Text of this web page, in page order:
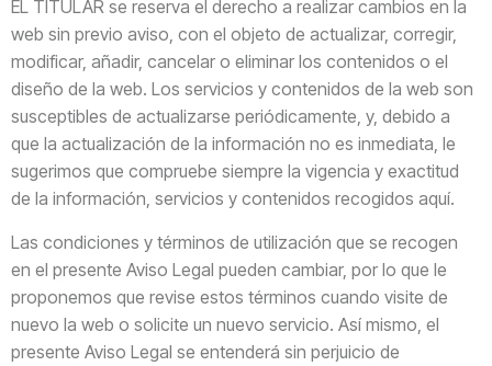
EL TITULAR se reserva el derecho a realizar cambios en la
web sin previo aviso, con el objeto de actualizar, corregir,
modificar, añadir, cancelar o eliminar los contenidos o el
diseño de la web. Los servicios y contenidos de la web son
susceptibles de actualizarse periódicamente, y, debido a
que la actualización de la información no es inmediata, le
sugerimos que compruebe siempre la vigencia y exactitud
de la información, servicios y contenidos recogidos aquí.
Las condiciones y términos de utilización que se recogen
en el presente Aviso Legal pueden cambiar, por lo que le
proponemos que revise estos términos cuando visite de
nuevo la web o solicite un nuevo servicio. Así mismo, el
presente Aviso Legal se entenderá sin perjuicio de